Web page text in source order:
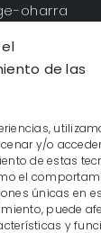
de las
y/o
de estas
el
únicas en
puede
y
oharra
Creativa